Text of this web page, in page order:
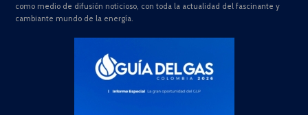
como medio de difusión noticioso, con toda la actualidad del fascinante y
cambiante mundo de la energía.